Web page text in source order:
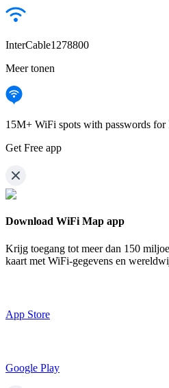
InterCable1278800
Meer tonen
15M+ WiFi spots with passwords for
Get Free app
Download WiFi Map app
Krijg toegang tot meer dan 150
kaart met WiFi-gegevens en
App Store
Google Play